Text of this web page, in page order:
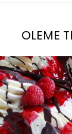
OLEME